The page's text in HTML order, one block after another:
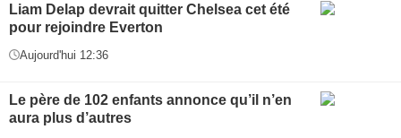
Liam Delap devrait quitter Chelsea cet été
pour rejoindre Everton
Aujourd'hui 12:36
Le père de 102 enfants annonce qu’il n’en
aura plus d’autres